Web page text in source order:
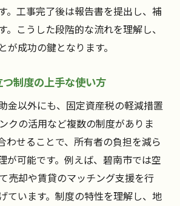
。工事完了後は報告書を提出し、補
。こうした段階的な流れを理解し、
が成功の鍵となります。
制度の上手な使い方
金以外にも、固定資産税の軽減措置
クの活用など複数の制度がありま
わせることで、所有者の負担を減ら
が可能です。例えば、碧南市では空
売却や賃貸のマッチング支援を行
ています。制度の特性を理解し、地